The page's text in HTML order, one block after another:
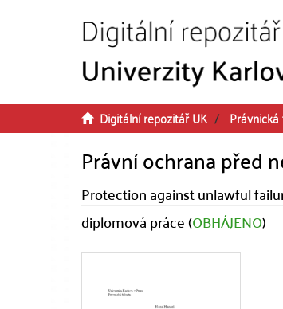
Digitální repozitář UK
Právní ochrana před
Protection against unlawful
diplomová práce (OBHÁJENO)